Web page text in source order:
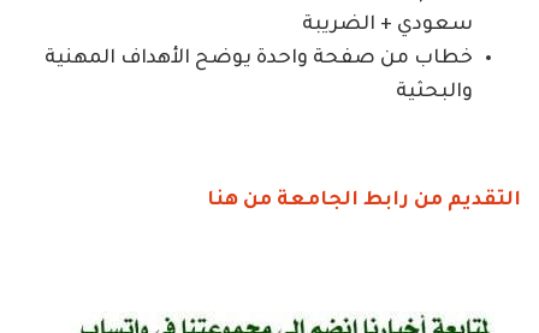
سعودي + الضريبة
خطاب من صفحة واحدة يوضح الأهداف المهنية
والبحثية
التقديم من رابط الجامعة من هنا